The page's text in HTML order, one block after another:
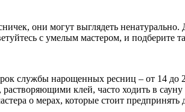
они могут выглядеть
с умелым мастером, и подберите
службы нарощенных ресниц – от 14
клей, часто ходить в
о мерах, которые стоит